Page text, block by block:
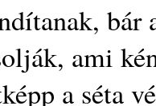
bár
ami
a séta